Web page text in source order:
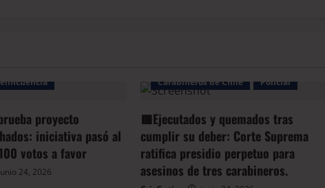
proyecto
iniciativa pasó al
votos a favor
24, 2026
Carabineros de Chile
Policial
🟥Ejecutados y quemados tras
cumplir su deber: Corte Suprema
ratifica presidio perpetuo para
asesinos de tres carabineros.